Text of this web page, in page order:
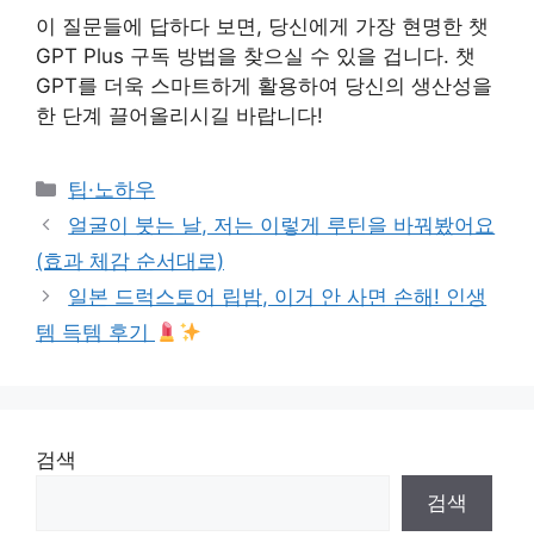
이 질문들에 답하다 보면, 당신에게 가장 현명한 챗
GPT Plus 구독 방법을 찾으실 수 있을 겁니다. 챗
GPT를 더욱 스마트하게 활용하여 당신의 생산성을
한 단계 끌어올리시길 바랍니다!
Categories
팁·노하우
얼굴이 붓는 날, 저는 이렇게 루틴을 바꿔봤어요
(효과 체감 순서대로)
일본 드럭스토어 립밤, 이거 안 사면 손해! 인생
템 득템 후기
검색
검색